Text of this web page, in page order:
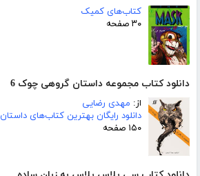
کتاب‌های کمیک
۳۰ صفحه
دانلود کتاب مجموعه داستان گروهی چوک 6
از: مهدی رضایی
دانلود رایگان بهترین کتاب‌های داستان
۱۵۰ صفحه